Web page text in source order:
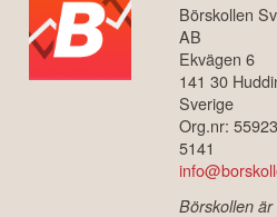
Börskollen
AB
Ekvägen 6
141 30
Sverige
Org.nr:
5141
Börskollen är